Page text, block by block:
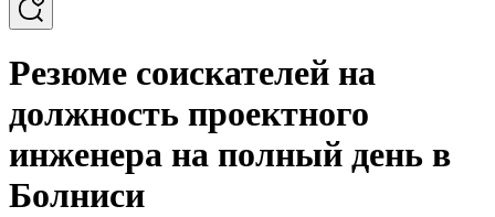
Резюме соискателей на
должность проектного
инженера на полный день в
Болниси